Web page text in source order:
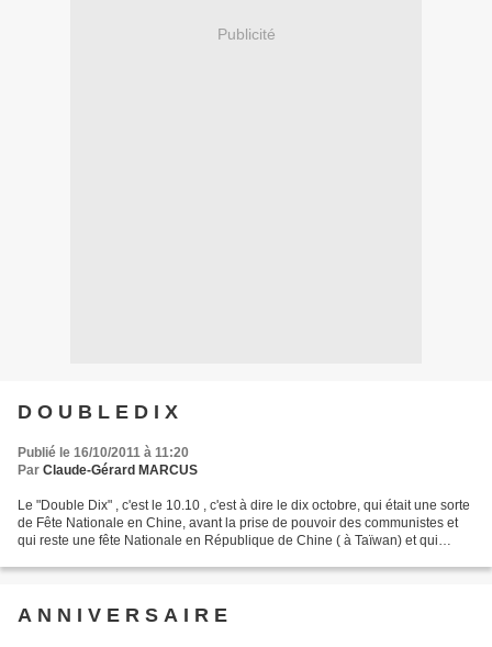
Publicité
D O U B L E D I X
Publié le 16/10/2011 à 11:20
Par Claude-Gérard MARCUS
Le "Double Dix" , c'est le 10.10 , c'est à dire le dix octobre, qui était une sorte
de Fête Nationale en Chine, avant la prise de pouvoir des communistes et
qui reste une fête Nationale en République de Chine ( à Taïwan) et qui
A N N I V E R S A I R E